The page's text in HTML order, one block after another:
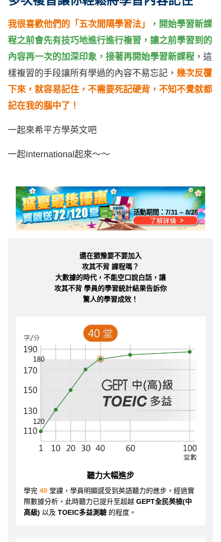
我很喜歡他們的「五次間隔學習法」 ， 開始學習新課
程之前會先有技巧地進行進行複習，讓之前學習到的
內容再一次的加深印象，接著再開始學習新課程 ，這
樣複習的手段讓所有學過的內容不易忘記， 幾次反覆
下來，就容易記住，不需要死記硬背，不知不覺就都
記在我的腦中了！
一起來希平方學英文吧
一起International起來～～
活動期間：7/31 ~ 8/28
還在猶豫要不要加入
攻其不背 課程嗎？
大數據的時代，不能空口說白話，讓
攻其不背 學員的學習統計結果告訴你
驚人的學習成效！
聽力大幅進步
學完 40 堂課，學員明顯感受到英語聽力的進步。經過實
際數據分析，此時聽力已提升至超越 GEPT全民英檢(中
高級) 以及 TOEIC多益測驗 的程度。